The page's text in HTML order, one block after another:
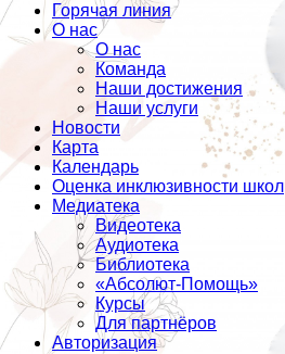
Горячая линия
О нас
О нас
Команда
Наши достижения
Наши услуги
Новости
Карта
Календарь
Оценка инклюзивности школ
Медиатека
Видеотека
Аудиотека
Библиотека
«Абсолют-Помощь»
Курсы
Для партнёров
Авторизация